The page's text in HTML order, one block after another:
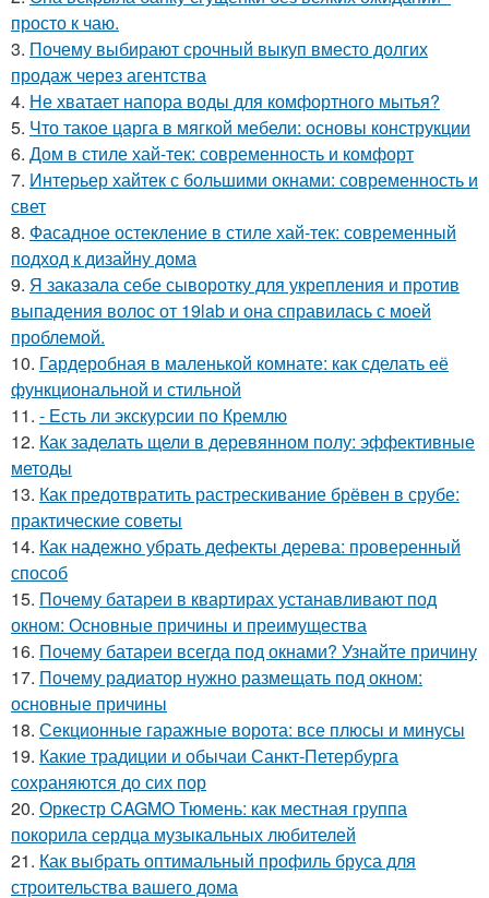
просто к чаю.
3. Почему выбирают срочный выкуп вместо долгих
продаж через агентства
4. Не хватает напора воды для комфортного мытья?
5. Что такое царга в мягкой мебели: основы конструкции
6. Дом в стиле хай-тек: современность и комфорт
7. Интерьер хайтек с большими окнами: современность и
свет
8. Фасадное остекление в стиле хай-тек: современный
подход к дизайну дома
9. Я заказала себе сыворотку для укрепления и против
выпадения волос от 19lab и она справилась с моей
проблемой.
10. Гардеробная в маленькой комнате: как сделать её
функциональной и стильной
11. - Есть ли экскурсии по Кремлю
12. Как заделать щели в деревянном полу: эффективные
методы
13. Как предотвратить растрескивание брёвен в срубе:
практические советы
14. Как надежно убрать дефекты дерева: проверенный
способ
15. Почему батареи в квартирах устанавливают под
окном: Основные причины и преимущества
16. Почему батареи всегда под окнами? Узнайте причину
17. Почему радиатор нужно размещать под окном:
основные причины
18. Секционные гаражные ворота: все плюсы и минусы
19. Какие традиции и обычаи Санкт-Петербурга
сохраняются до сих пор
20. Оркестр CAGMO Тюмень: как местная группа
покорила сердца музыкальных любителей
21. Как выбрать оптимальный профиль бруса для
строительства вашего дома